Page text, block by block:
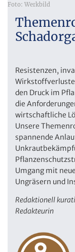
Foto: Werkbild
Resistenzen,
den Druck im
die
wirtschaftliche
Unsere
spannende
Umgang mit
Ungräsern und
Redaktionell
Redakteurin